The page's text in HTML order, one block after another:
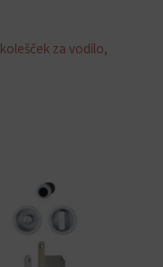
kolešček za vodilo,